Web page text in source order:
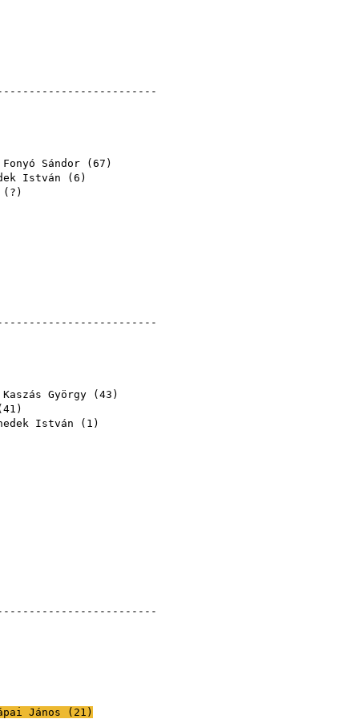
Fonyó Sándor ( 67 )
István ( 6 )
(?)
Kaszás György ( 43 )
41 )
István ( 1 )
János ( 21 )